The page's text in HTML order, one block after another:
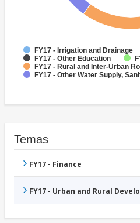
FY17 - Irrigation and Drainage
FY17 - Other Education
FY17 - Rural and Inter-Urban
FY17 - Other Water Supply,
Temas
FY17 - Finance
FY17 - Urban and Rural